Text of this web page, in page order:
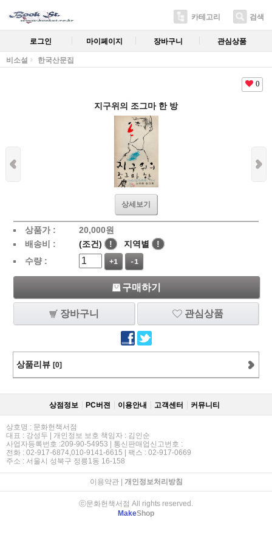
카테고리 검색
로그인 마이페이지 장바구니 관심상품
비소설 한국산문집
0
지구위의 조그마 한 방
상세보기
상품가 : 20,000원
배송비 :
(조건) ! 지역별
!
수량 :
+1 -1
구매하기
장바구니 관심상품
상품리뷰 [0]
상점정보 PC버젼 이용안내 고객센터 커뮤니티
상호명 : 문화헌책서점
대표 : 강성두 | 개인정보 보호 책임자 : 김인순
사업자등록번호 :209-90-54953 | 통신판매업신고번호 :
전화 : 02-917-6874,010-9141-6615 | 팩스 : 02-917-0669
주소 : 서울시 성북구 정릉1동 16-158
이용약관| 개인정보처리방침
ⓒ문화헌책서점 All rights reserved.
MakeShop